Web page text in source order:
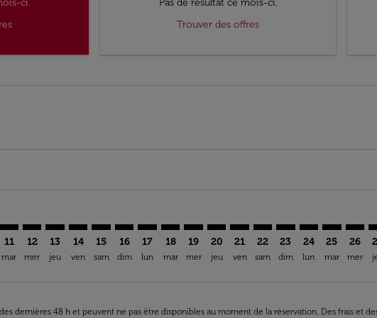
ci.
Pas de résultat ce mois-ci.
Trouver des offres
11
mar
12
mer
13
jeu
14
ven
15
sam
16
dim
17
lun
18
mar
BZV–CMN: cmp-view-offers-
19
mer
BZV–CMN: cmp-view-offers-
20
jeu
BZV–CMN: cmp-view-
21
ven
BZV–CMN: cmp-view-
22
sam
BZV–CMN: cmp-
23
dim
BZV–CMN:
24
lun
25
mar
26
mer
dernières 48 h et peuvent ne pas être disponibles au moment de la réservation. Des frais et